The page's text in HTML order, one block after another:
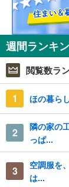
週間ランキ
閲覧数ラ
1 ほの暮ら
2
隣の家の
っぱ...
3
空調服を
は...